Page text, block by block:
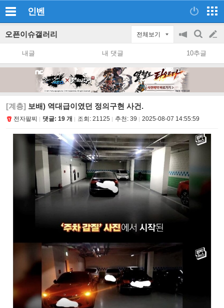
인벤
오픈이슈갤러리 전체보기
공
지
on/off
검
색
글
쓰
내글 내 댓글 10추글
[계층] 보배) 역대급이였던 정의구현 사건.
전자팔찌 댓글: 19 개 조회: 21125 추천: 39 2025-08-07 14:55:59